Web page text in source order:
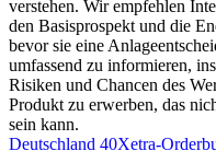
verstehen. Wir empfehlen
den Basisprospekt und die
bevor sie eine
umfassend zu informieren,
Risiken und Chancen des
Produkt zu erwerben, das
sein kann.
Deutschland 40Xetra-